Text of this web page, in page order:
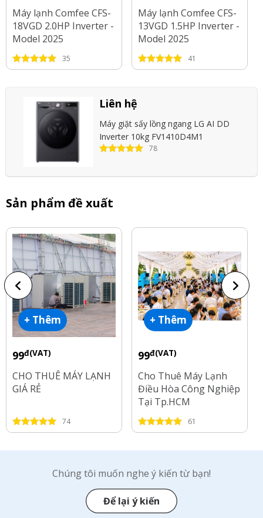
Máy lạnh Comfee CFS-
18VGD 2.0HP Inverter -
Model 2025
35
Máy lạnh Comfee CFS-
13VGD 1.5HP Inverter -
Model 2025
41
Liên hệ
Máy giặt sấy lồng ngang LG AI DD
Inverter 10kg FV1410D4M1
78
Sản phẩm đề xuất
+ Thêm
99đ(VAT)
CHO THUÊ MÁY LẠNH
GIÁ RẺ
74
+ Thêm
99đ(VAT)
Cho Thuê Máy Lạnh
Điều Hòa Công Nghiệp
Tại Tp.HCM
61
Chúng tôi muốn nghe ý kiến từ bạn!
Để lại ý kiến